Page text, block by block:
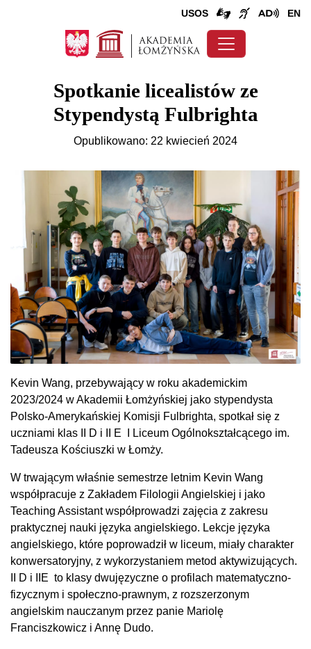
USOS EN
Spotkanie licealistów ze
Stypendystą Fulbrighta
Opublikowano: 22 kwiecień 2024
Kevin Wang, przebywający w roku akademickim
2023/2024 w Akademii Łomżyńskiej jako stypendysta
Polsko-Amerykańskiej Komisji Fulbrighta, spotkał się z
uczniami klas II D i II E I Liceum Ogólnokształcącego im.
Tadeusza Kościuszki w Łomży.
W trwającym właśnie semestrze letnim Kevin Wang
współpracuje z Zakładem Filologii Angielskiej i jako
Teaching Assistant współprowadzi zajęcia z zakresu
praktycznej nauki języka angielskiego. Lekcje języka
angielskiego, które poprowadził w liceum, miały charakter
konwersatoryjny, z wykorzystaniem metod aktywizujących.
II D i IIE to klasy dwujęzyczne o profilach matematyczno-
fizycznym i społeczno-prawnym, z rozszerzonym
angielskim nauczanym przez panie Mariolę
Franciszkowicz i Annę Dudo.